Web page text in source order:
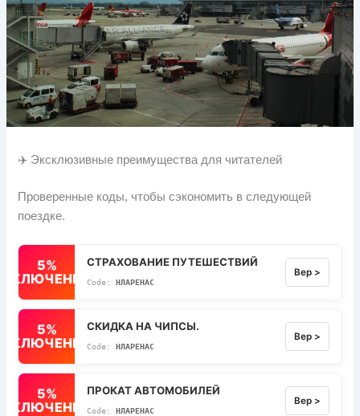
✈️ Эксклюзивные преимущества для читателей
Проверенные коды, чтобы сэкономить в следующей
поездке.
5%
СТРАХОВАНИЕ ПУТЕШЕСТВИЙ
НЛАРЕНАС
Вер >
5%
СКИДКА НА ЧИПСЫ.
НЛАРЕНАС
Вер >
5%
ПРОКАТ АВТОМОБИЛЕЙ
НЛАРЕНАС
Вер >